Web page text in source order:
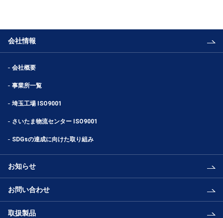
会社情報
会社概要
事業所一覧
埼玉工場 ISO9001
さいたま物流センター ISO9001
SDGsの達成に向けた取り組み
お知らせ
お問い合わせ
取扱製品